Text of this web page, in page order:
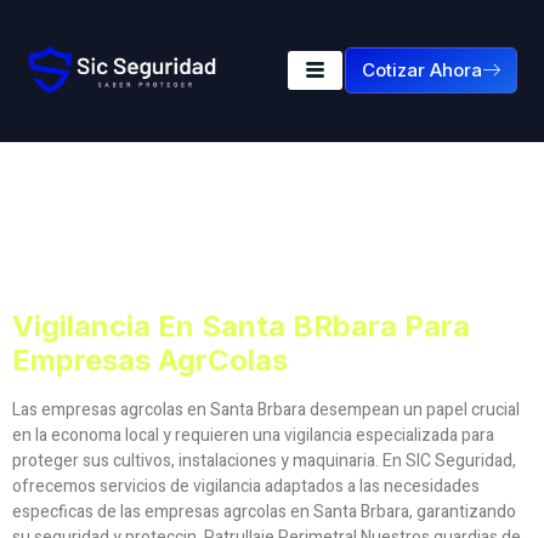
Cotizar Ahora
Vigilancia En Santa Brbara Para
Empresas Agrcolas
Las empresas agrcolas en Santa Brbara desempean un papel crucial
en la economa local y requieren una vigilancia especializada para
proteger sus cultivos, instalaciones y maquinaria. En SIC Seguridad,
ofrecemos servicios de vigilancia adaptados a las necesidades
especficas de las empresas agrcolas en Santa Brbara, garantizando